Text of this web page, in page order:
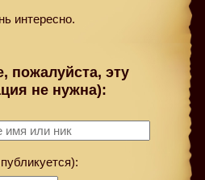
интересно.
пожалуйста, эту
не нужна):